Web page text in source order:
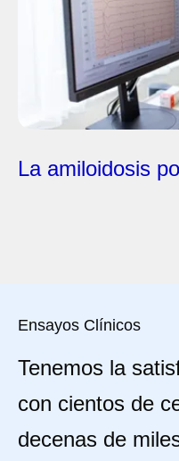
La amiloidosis
Ensayos Clínicos
Tenemos la
con cientos de
decenas de